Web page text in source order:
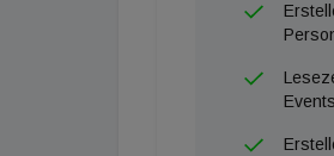
den Rest des
Ausblick für 2021 zu
Events